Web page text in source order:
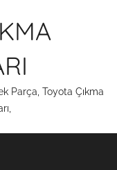
Parça, Toyota Çıkma